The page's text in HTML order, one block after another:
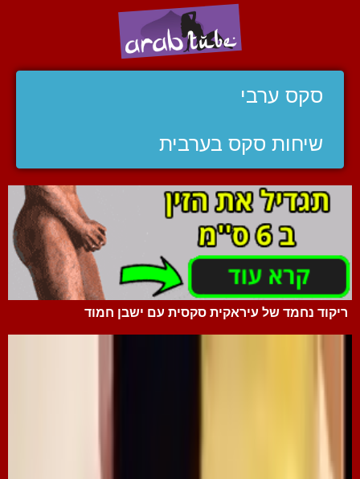
סקס ערבי
שיחות סקס בערבית
ריקוד נחמד של עיראקית סקסית עם ישבן חמוד